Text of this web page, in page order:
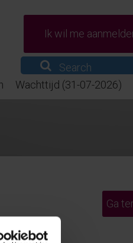
Ik wil me
Wachttijd (31-07-2026)
Ga